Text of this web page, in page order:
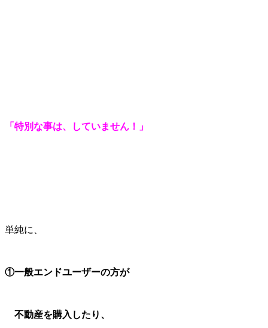
「特別な事は、していません！」
単純に、
①一般エンドユーザーの方が
不動産を購入したり、